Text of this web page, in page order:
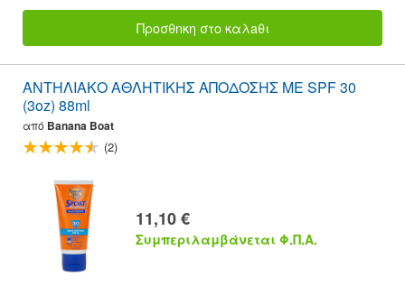
Προσθnκη στο καλaθι
ΑΝΤΗΛΙΑΚΟ ΑΘΛΗΤΙΚΗΣ ΑΠΟΔΟΣΗΣ ΜΕ SPF 30
(3oz) 88ml
από Banana Boat
(2)
11,10 €
Συμπεριλαμβάνεται Φ.Π.Α.